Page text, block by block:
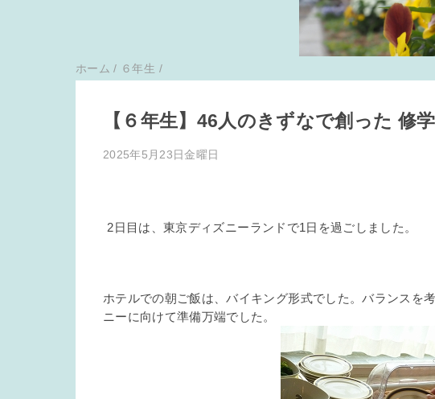
ホーム / ６年生 /
【６年生】46人のきずなで創った 修
2025年5月23日金曜日
2日目は、東京ディズニーランドで1日を過ごしました。
ホテルでの朝ご飯は、バイキング形式でした。バランスを
ニーに向けて準備万端でした。